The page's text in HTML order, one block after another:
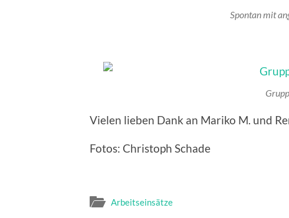
Spontan mit
Vielen lieben Dank an Mariko M. und
Fotos: Christoph Schade
Arbeitseinsätze